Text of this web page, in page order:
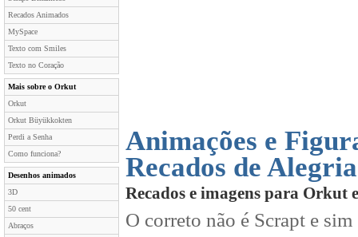
Recados Animados
MySpace
Texto com Smiles
Texto no Coração
Mais sobre o Orkut
Orkut
Orkut Büyükkokten
Perdi a Senha
Como funciona?
Desenhos animados
3D
50 cent
Abraços
Animações e
Recados de Alegria
Recados e imagens para Orkut
O correto não é Scrapt e